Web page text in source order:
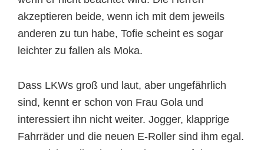
akzeptieren beide, wenn ich mit dem jeweils
anderen zu tun habe, Tofie scheint es sogar
leichter zu fallen als Moka.
Dass LKWs groß und laut, aber ungefährlich
sind, kennt er schon von Frau Gola und
interessiert ihn nicht weiter. Jogger, klapprige
Fahrräder und die neuen E-Roller sind ihm egal.